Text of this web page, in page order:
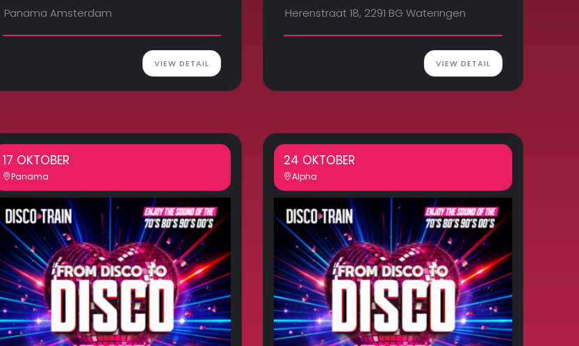
Panama Amsterdam
VIEW DETAIL
Herenstraat 18, 2291 BG Wateringen
VIEW DETAIL
17 OKTOBER
Panama
24 OKTOBER
Alpha